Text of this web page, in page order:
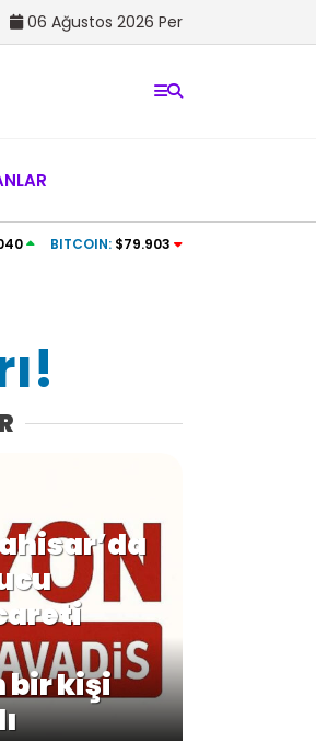
06 Ağustos 2026 Per
Afyon Belediye Yüntaş sağlık
BITCOIN: $79.903
bir kişi